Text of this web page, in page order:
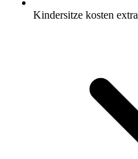
Kindersitze kosten extra